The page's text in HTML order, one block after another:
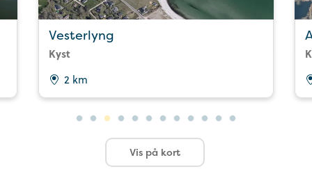
Vesterlyng
Kyst
2 km
Vis på kort